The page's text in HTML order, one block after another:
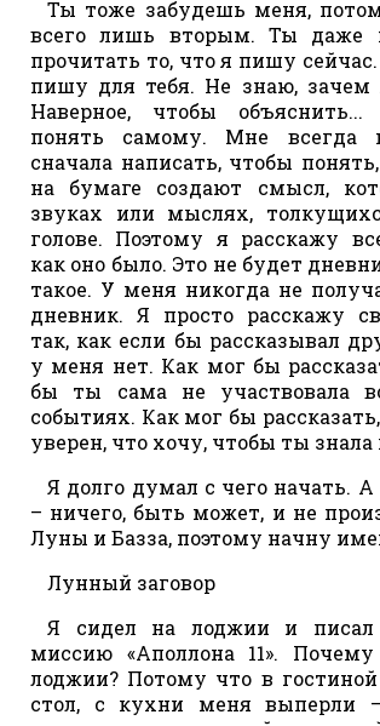
Ты тоже забудешь меня,
всего лишь вторым. Ты даже
прочитать то, что я пишу
пишу для тебя. Не знаю, зачем
Наверное, чтобы
понять самому. Мне всегда
сначала написать, чтобы
на бумаге создают смысл,
звуках или мыслях,
голове. Поэтому я расскажу
как оно было. Это не будет
такое. У меня никогда не
дневник. Я просто расскажу
так, как если бы рассказывал
у меня нет. Как мог бы
бы ты сама не участвовала
событиях. Как мог бы
уверен, что хочу, чтобы ты знала
Я долго думал с чего начать.
– ничего, быть может, и не
Луны и Базза, поэтому начну
Лунный заговор
Я сидел на лоджии и писал
миссию «Аполлона 11».
лоджии? Потому что в
стол, с кухни меня выперли